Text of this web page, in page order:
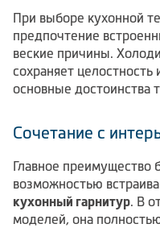
При выборе кухонной
предпочтение
веские причины.
сохраняет
основные достоинства
Сочетание с
Главное преимущество
возможностью
кухонный гарнитур. В
моделей, она